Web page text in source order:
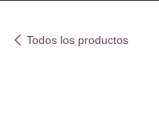
Todos los productos